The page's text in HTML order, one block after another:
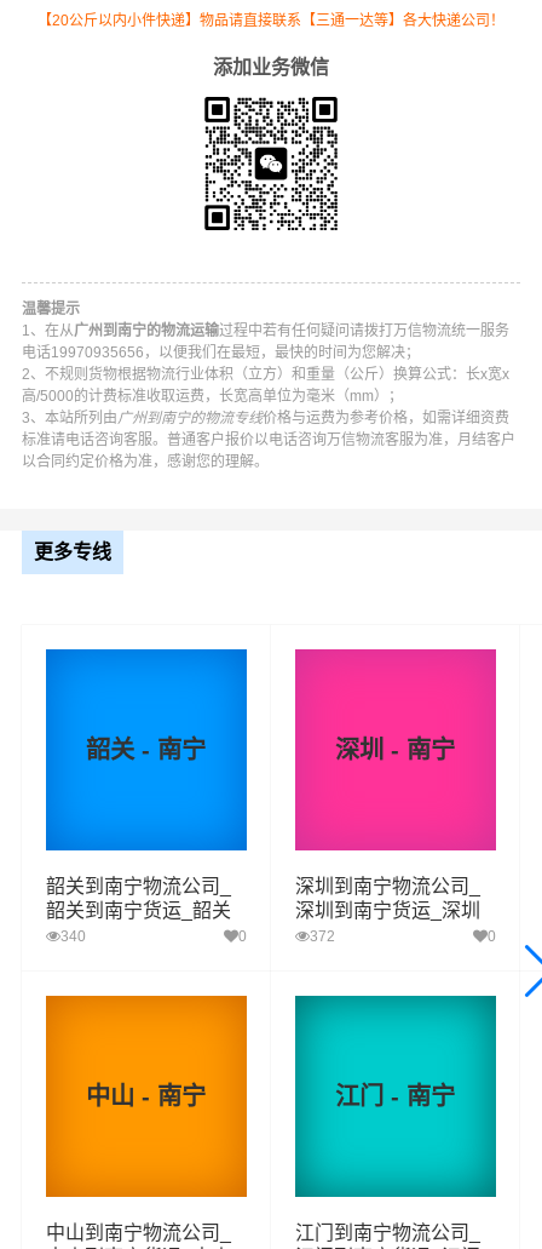
提供更加优质完善的一站式从广州到广西南宁的物流门到
万信在荔湾区,越秀区,海珠区,天河区,白云区,黄埔区,番禺区,
花都区,南沙区,从化区,增城区等地具有优势的物流网络资
到门，货物打包，门到门运输等物流相关增值服务，同时
在行业内率先开通广州至南宁的物流专线运输业务，简化
服务。
元/票
元/立方
【20公斤以内小件快递】物品请直接联系【三通一达等】各大快递公司！
添加业务微信
温馨提示
1、在从广州到南宁的物流运输过程中若有任何疑问请拨打万信物流统一服务
电话19970935656，以便我们在最短，最快的时间为您解决；
2、不规则货物根据物流行业体积（立方）和重量（公斤）换算公式：长x宽x
高/5000的计费标准收取运费，长宽高单位为毫米（mm）；
3、本站所列由广州到南宁的物流专线价格与运费为参考价格，如需详细资费
标准请电话咨询客服。普通客户报价以电话咨询万信物流客服为准，月结客户
以合同约定价格为准，感谢您的理解。
更多专线
韶关 - 南宁
韶关到南宁物流公司_
韶关到南宁货运_韶关
至南宁物流专线
340 0
深圳 - 南宁
深圳到南宁物流公司_
深圳到南宁货运_深圳
至南宁物流专线
372 0
中山 - 南宁
中山到南宁物流公司_
江门 - 南宁
江门到南宁物流公司_